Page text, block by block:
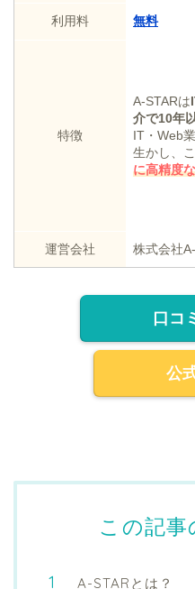
利用料 無料
特徴
A-STARは
介で10年
IT・Web
生かし、
に高精度
運営会社 株式会社
口コ
公
この記事
A-STARとは？